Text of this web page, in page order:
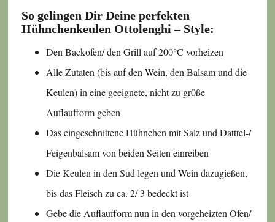
So gelingen Dir Deine perfekten
Hühnchenkeulen Ottolenghi – Style:
Den Backofen/ den Grill auf 200°C vorheizen
Alle Zutaten (bis auf den Wein, den Balsam und die
Keulen) in eine geeignete, nicht zu gr0ße
Auflaufform geben
Das eingeschnittene Hühnchen mit Salz und Datttel-/
Feigenbalsam von beiden Seiten einreiben
Die Keulen in den Sud legen und Wein dazugießen,
bis das Fleisch zu ca. 2/ 3 bedeckt ist
Gebe die Auflaufform nun in den vorgeheizten Ofen/